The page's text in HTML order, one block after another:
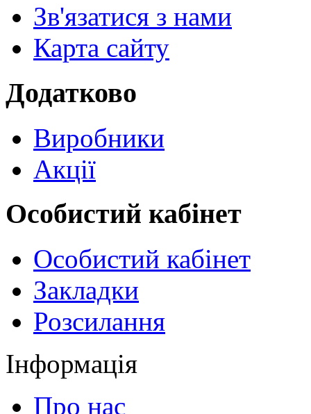
Зв'язатися з нами
Карта сайту
Додатково
Виробники
Акції
Особистий кабінет
Особистий кабінет
Закладки
Розсилання
Інформація
Про нас